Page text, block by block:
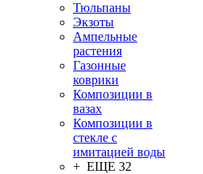
Тюльпаны
Экзоты
Ампельные
растения
Газонные
коврики
Композиции в
вазах
Композиции в
стекле с
имитацией воды
+ ЕЩЕ 32